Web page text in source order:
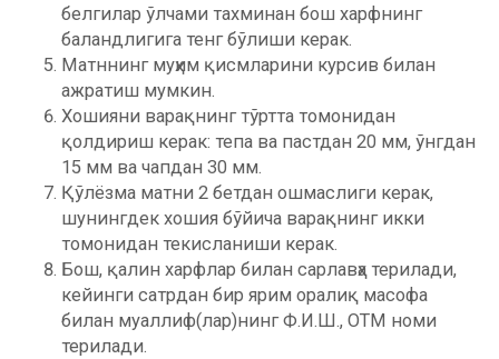
белгилар ўлчами тахминан бош харфнинг
баландлигига тенг бўлиши керак.
Матннинг муҳим қисмларини курсив билан
ажратиш мумкин.
Хошияни варақнинг тўртта томонидан
қолдириш керак: тепа ва пастдан 20 мм, ўнгдан
15 мм ва чапдан 30 мм.
Қўлёзма матни 2 бетдан ошмаслиги керак,
шунингдек хошия бўйича варақнинг икки
томонидан текисланиши керак.
Бош, қалин харфлар билан сарлавҳа терилади,
кейинги сатрдан бир ярим оралиқ масофа
билан муаллиф(лар)нинг Ф.И.Ш., ОТМ номи
терилади.